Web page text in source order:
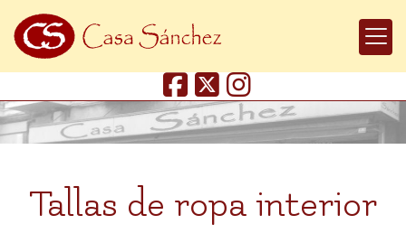
Tallas de ropa interior